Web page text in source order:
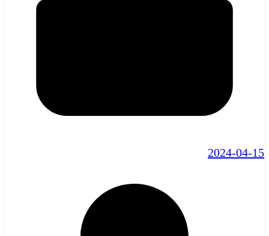
2024-04-15